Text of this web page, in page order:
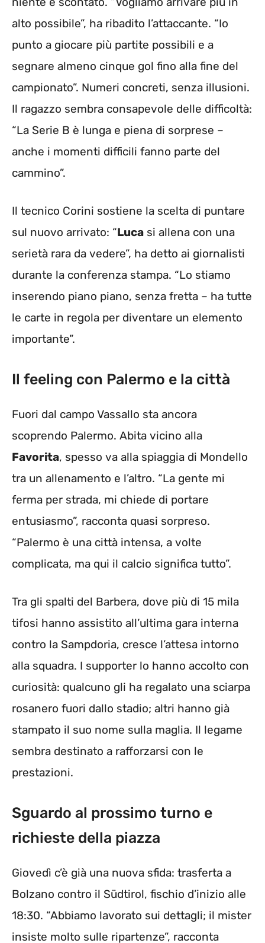
alto possibile”, ha ribadito l’attaccante. “Io
punto a giocare più partite possibili e a
segnare almeno cinque gol fino alla fine del
campionato”. Numeri concreti, senza illusioni.
Il ragazzo sembra consapevole delle difficoltà:
“La Serie B è lunga e piena di sorprese –
anche i momenti difficili fanno parte del
cammino”.
Il tecnico Corini sostiene la scelta di puntare
sul nuovo arrivato: “Luca si allena con una
serietà rara da vedere”, ha detto ai giornalisti
durante la conferenza stampa. “Lo stiamo
inserendo piano piano, senza fretta – ha tutte
le carte in regola per diventare un elemento
importante”.
Il feeling con Palermo e la città
Fuori dal campo Vassallo sta ancora
scoprendo Palermo. Abita vicino alla
Favorita, spesso va alla spiaggia di Mondello
tra un allenamento e l’altro. “La gente mi
ferma per strada, mi chiede di portare
entusiasmo”, racconta quasi sorpreso.
“Palermo è una città intensa, a volte
complicata, ma qui il calcio significa tutto”.
Tra gli spalti del Barbera, dove più di 15 mila
tifosi hanno assistito all’ultima gara interna
contro la Sampdoria, cresce l’attesa intorno
alla squadra. I supporter lo hanno accolto con
curiosità: qualcuno gli ha regalato una sciarpa
rosanero fuori dallo stadio; altri hanno già
stampato il suo nome sulla maglia. Il legame
sembra destinato a rafforzarsi con le
prestazioni.
Sguardo al prossimo turno e
richieste della piazza
Giovedì c’è già una nuova sfida: trasferta a
Bolzano contro il Südtirol, fischio d’inizio alle
18:30. “Abbiamo lavorato sui dettagli; il mister
insiste molto sulle ripartenze”, racconta